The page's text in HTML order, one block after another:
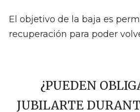
El objetivo de la baja es
recuperación para poder
¿PUEDEN
JUBILARTE